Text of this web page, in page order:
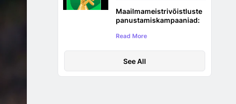
Maailmameistrivõistluste
panustamiskampaaniad:
pakkumised 2026. aasta
Read More
See All